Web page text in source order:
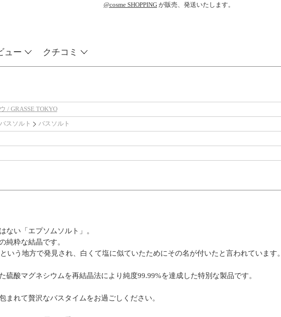
@cosme SHOPPING が販売、発送いたします。
ュー クチコミ
/ GRASSE TOKYO
スソルト
バスソルト
ない「エプソムソルト」。
純粋な結晶です。
いう地方で発見され、白くて塩に似ていたためにその名が付いたと言われています。
硫酸マグネシウムを再結晶法により純度99.99%を達成した特別な製品です。
まれて贅沢なバスタイムをお過ごしください。